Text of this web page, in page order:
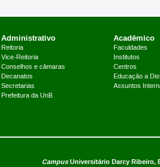
Administrativo
Reitoria
Vice-Reitoria
Conselhos e câmaras
Decanatos
Secretarias
Prefeitura da UnB
Acadêmico
Faculdades
Institutos
Centros
Educação a
Assuntos
CampusUniversitário Darcy Ribeiro,